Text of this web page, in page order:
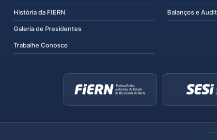
História da FIERN
Galeria de Presidentes
Trabalhe Conosco
Balanços e